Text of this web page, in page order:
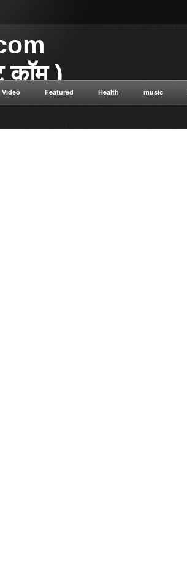
कॉम )
डॉट कॉम विज्ञान से संबंधित
सत्य सनातन संस्कृति नई नई
सेक्स संबंधित रोग एवं उपचार की
Video Featured Health music